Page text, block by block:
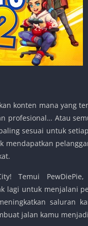
konten mana yang
profesional… Atau
sesuai untuk
Temui PewDiePie,
lagi untuk menjalani
saluran
jalan kamu